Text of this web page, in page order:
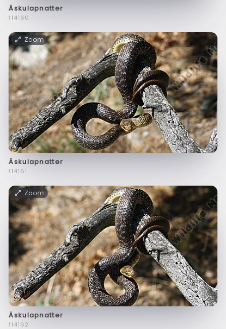
Äskulapnatter
f14160
Zoom
Äskulapnatter
f14161
Zoom
Äskulapnatter
f14162